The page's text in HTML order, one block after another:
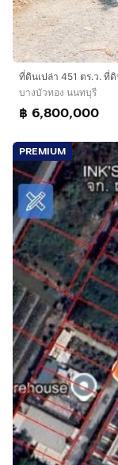
บางบัวทอง นนทบุรี
฿ 6,800,000
PREMIUM